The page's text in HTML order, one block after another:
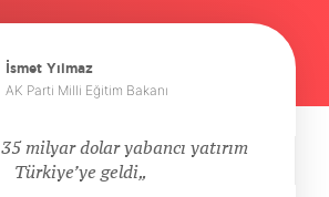
İsmet Yılmaz
AK Parti Milli Eğitim Bakanı
milyar dolar yabancı yatırım
Türkiye’ye geldi